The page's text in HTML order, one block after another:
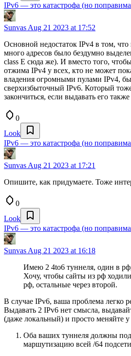
IPv6 — это катастрофа (но
Sunvas Aug 21 2023 at 17:52
Основной недостаток IPv4 в том,
много адресов было бездумно
class E сюда же). И вместо того,
отжима IPv4 у всех, кто не может
владения огромными пулами IPv4,
сверхизбыточный IPv6. Который
закончиться, если выдавать его также
0
Look
IPv6 — это катастрофа (но
Sunvas Aug 21 2023 at 17:21
Опишите, как придумаете. Тоже
0
Look
IPv6 — это катастрофа (но
Sunvas Aug 21 2023 at 16:18
Имею 2 4to6 туннеля, один в
Хочу, чтобы сайты из рф
рф, остальные через второй.
В случае IPv6, ваша проблема легко
Выдавать 2 IPv6 нет смысла,
(даже локальный) и просто меняйте у
Оба ваших туннеля должны
маршутизацию всей /64